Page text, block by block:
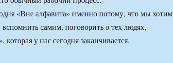
«Вне алфавита» именно потому, что мы хотим
самим, поговорить о тех людях,
у нас сегодня заканчивается.